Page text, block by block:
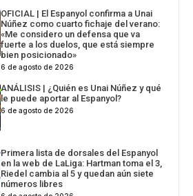
OFICIAL | El Espanyol confirma a Unai
Núñez como cuarto fichaje del verano:
«Me considero un defensa que va
fuerte a los duelos, que está siempre
bien posicionado»
6 de agosto de 2026
ANÁLISIS | ¿Quién es Unai Núñez y qué
le puede aportar al Espanyol?
6 de agosto de 2026
Primera lista de dorsales del Espanyol
en la web de LaLiga: Hartman toma el 3,
Riedel cambia al 5 y quedan aún siete
números libres